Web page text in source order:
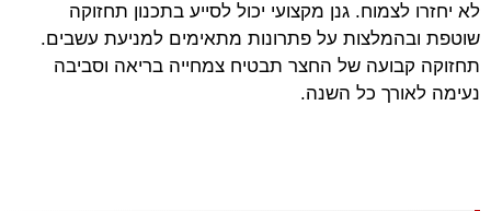
לא יחזרו לצמוח. גנן מקצועי יכול לסייע בתכנון תחזוקה
שוטפת ובהמלצות על פתרונות מתאימים למניעת עשבים.
תחזוקה קבועה של החצר תבטיח צמחייה בריאה וסביבה
נעימה לאורך כל השנה.